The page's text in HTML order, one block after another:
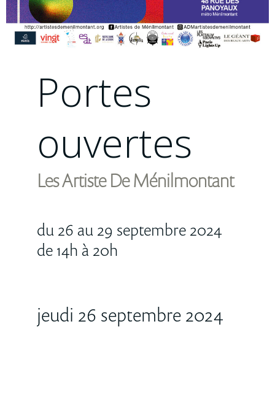
Ouvertes
2026
Portes
ouvertes
Les Artiste De Ménilmontant
du 26 au 29 septembre 2024
de 14h à 20h
jeudi 26 septembre 2024